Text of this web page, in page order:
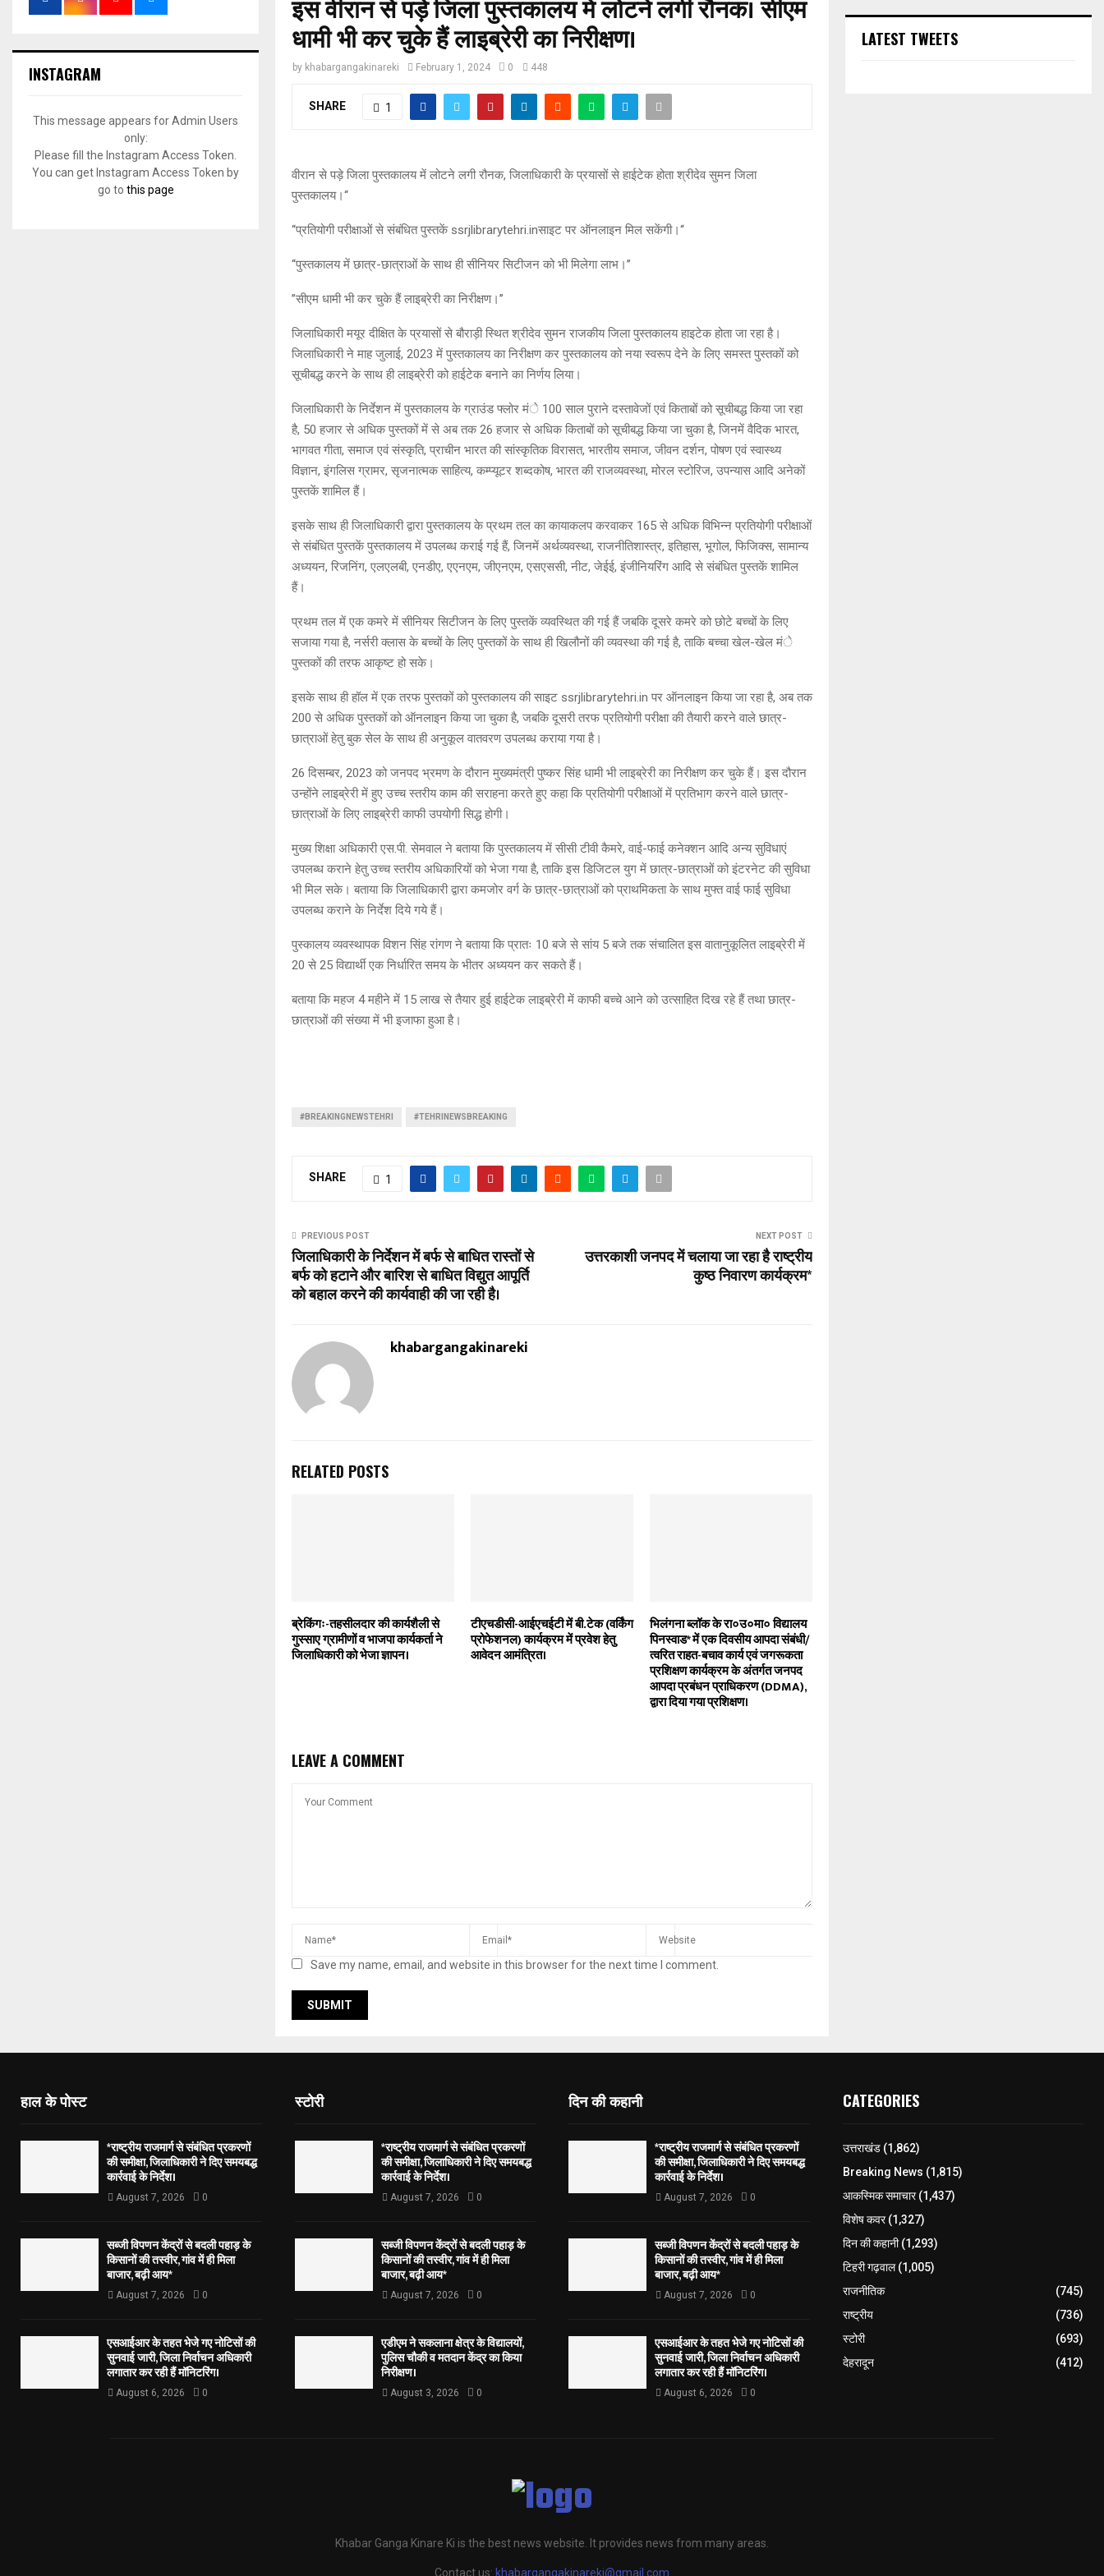
इस वीरान से पड़े जिला पुस्तकालय में लोटने लगी रौनक। सीएम
धामी भी कर चुके हैं लाइब्रेरी का निरीक्षण।
by khabargangakinareki February 1, 2024 0 448
SHARE 1
वीरान से पड़े जिला पुस्तकालय में लोटने लगी रौनक, जिलाधिकारी के प्रयासों से हाईटेक होता श्रीदेव सुमन जिला
पुस्तकालय।‘‘
‘‘प्रतियोगी परीक्षाओं से संबंधित पुस्तकें ssrjlibrarytehri.inसाइट पर ऑनलाइन मिल सकेंगी।‘‘
‘‘पुस्तकालय में छात्र-छात्राओं के साथ ही सीनियर सिटीजन को भी मिलेगा लाभ।’’
’’सीएम धामी भी कर चुके हैं लाइब्रेरी का निरीक्षण।’’
जिलाधिकारी मयूर दीक्षित के प्रयासों से बौराड़ी स्थित श्रीदेव सुमन राजकीय जिला पुस्तकालय हाइटेक होता जा रहा है।
जिलाधिकारी ने माह जुलाई, 2023 में पुस्तकालय का निरीक्षण कर पुस्तकालय को नया स्वरूप देने के लिए समस्त पुस्तकों को
सूचीबद्ध करने के साथ ही लाइब्रेरी को हाईटेक बनाने का निर्णय लिया।
जिलाधिकारी के निर्देशन में पुस्तकालय के ग्राउंड फ्लोर मंे 100 साल पुराने दस्तावेजों एवं किताबों को सूचीबद्ध किया जा रहा
है, 50 हजार से अधिक पुस्तकों में से अब तक 26 हजार से अधिक किताबों को सूचीबद्ध किया जा चुका है, जिनमें वैदिक भारत,
भागवत गीता, समाज एवं संस्कृति, प्राचीन भारत की सांस्कृतिक विरासत, भारतीय समाज, जीवन दर्शन, पोषण एवं स्वास्थ्य
विज्ञान, इंगलिस ग्रामर, सृजनात्मक साहित्य, कम्प्यूटर शब्दकोष, भारत की राजव्यवस्था, मोरल स्टोरिज, उपन्यास आदि अनेकों
पुस्तकें शामिल हैं।
इसके साथ ही जिलाधिकारी द्वारा पुस्तकालय के प्रथम तल का कायाकलप करवाकर 165 से अधिक विभिन्न प्रतियोगी परीक्षाओं
से संबंधित पुस्तकें पुस्तकालय में उपलब्ध कराई गई हैं, जिनमें अर्थव्यवस्था, राजनीतिशास्त्र, इतिहास, भूगोल, फिजिक्स, सामान्य
अध्ययन, रिजनिंग, एलएलबी, एनडीए, एएनएम, जीएनएम, एसएससी, नीट, जेईई, इंजीनियरिंग आदि से संबंधित पुस्तकें शामिल
हैं।
प्रथम तल में एक कमरे में सीनियर सिटीजन के लिए पुस्तकें व्यवस्थित की गई हैं जबकि दूसरे कमरे को छोटे बच्चों के लिए
सजाया गया है, नर्सरी क्लास के बच्चों के लिए पुस्तकों के साथ ही खिलौनों की व्यवस्था की गई है, ताकि बच्चा खेल-खेल मंे
पुस्तकों की तरफ आकृष्ट हो सके।
इसके साथ ही हॉल में एक तरफ पुस्तकों को पुस्तकालय की साइट ssrjlibrarytehri.in पर ऑनलाइन किया जा रहा है, अब तक
200 से अधिक पुस्तकों को ऑनलाइन किया जा चुका है, जबकि दूसरी तरफ प्रतियोगी परीक्षा की तैयारी करने वाले छात्र-
छात्राओं हेतु बुक सेल के साथ ही अनुकूल वातवरण उपलब्ध कराया गया है।
26 दिसम्बर, 2023 को जनपद भ्रमण के दौरान मुख्यमंत्री पुष्कर सिंह धामी भी लाइब्रेरी का निरीक्षण कर चुके हैं। इस दौरान
उन्होंने लाइब्रेरी में हुए उच्च स्तरीय काम की सराहना करते हुए कहा कि प्रतियोगी परीक्षाओं में प्रतिभाग करने वाले छात्र-
छात्राओं के लिए लाइब्रेरी काफी उपयोगी सिद्ध होगी।
मुख्य शिक्षा अधिकारी एस.पी. सेमवाल ने बताया कि पुस्तकालय में सीसी टीवी कैमरे, वाई-फाई कनेक्शन आदि अन्य सुविधाएं
उपलब्ध कराने हेतु उच्च स्तरीय अधिकारियों को भेजा गया है, ताकि इस डिजिटल युग में छात्र-छात्राओं को इंटरनेट की सुविधा
भी मिल सके। बताया कि जिलाधिकारी द्वारा कमजोर वर्ग के छात्र-छात्राओं को प्राथमिकता के साथ मुफ्त वाई फाई सुविधा
उपलब्ध कराने के निर्देश दिये गये हैं।
पुस्कालय व्यवस्थापक विशन सिंह रांगण ने बताया कि प्रातः 10 बजे से सांय 5 बजे तक संचालित इस वातानुकूलित लाइब्रेरी में
20 से 25 विद्यार्थी एक निर्धारित समय के भीतर अध्ययन कर सकते हैं।
बताया कि महज 4 महीने में 15 लाख से तैयार हुई हाईटेक लाइब्रेरी में काफी बच्चे आने को उत्साहित दिख रहे हैं तथा छात्र-
छात्राओं की संख्या में भी इजाफा हुआ है।
#BREAKINGNEWSTEHRI #TEHRINEWSBREAKING
SHARE 1
PREVIOUS POST
जिलाधिकारी के निर्देशन में बर्फ से बाधित रास्तों से
बर्फ को हटाने और बारिश से बाधित विद्युत आपूर्ति
को बहाल करने की कार्यवाही की जा रही है।
NEXT POST
उत्तरकाशी जनपद में चलाया जा रहा है राष्ट्रीय
कुष्ठ निवारण कार्यक्रम*
khabargangakinareki
RELATED POSTS
ब्रेकिंगः-तहसीलदार की कार्यशैली से
गुस्साए ग्रामीणों व भाजपा कार्यकर्ता ने
जिलाधिकारी को भेजा ज्ञापन।
टीएचडीसी-आईएचईटी में बी.टेक (वर्किंग
प्रोफेशनल) कार्यक्रम में प्रवेश हेतु
आवेदन आमंत्रित।
भिलंगना ब्लॉक के रा०उ०मा० विद्यालय
पिनस्वाड* में एक दिवसीय आपदा संबंधी/
त्वरित राहत-बचाव कार्य एवं जगरूकता
प्रशिक्षण कार्यक्रम के अंतर्गत जनपद
आपदा प्रबंधन प्राधिकरण (DDMA),
द्वारा दिया गया प्रशिक्षण।
LEAVE A COMMENT
Save my name, email, and website in this browser for the next time I comment.
INSTAGRAM
This message appears for Admin Users
only:
Please fill the Instagram Access Token.
You can get Instagram Access Token by
go to this page
LATEST TWEETS
हाल के पोस्ट
*राष्ट्रीय राजमार्ग से संबंधित प्रकरणों
की समीक्षा, जिलाधिकारी ने दिए समयबद्ध
कार्रवाई के निर्देश।
August 7, 2026 0
सब्जी विपणन केंद्रों से बदली पहाड़ के
किसानों की तस्वीर, गांव में ही मिला
बाजार, बढ़ी आय*
August 7, 2026 0
एसआईआर के तहत भेजे गए नोटिसों की
सुनवाई जारी, जिला निर्वाचन अधिकारी
लगातार कर रही हैं मॉनिटरिंग।
August 6, 2026 0
स्टोरी
*राष्ट्रीय राजमार्ग से संबंधित प्रकरणों
की समीक्षा, जिलाधिकारी ने दिए समयबद्ध
कार्रवाई के निर्देश।
August 7, 2026 0
सब्जी विपणन केंद्रों से बदली पहाड़ के
किसानों की तस्वीर, गांव में ही मिला
बाजार, बढ़ी आय*
August 7, 2026 0
एडीएम ने सकलाना क्षेत्र के विद्यालयों,
पुलिस चौकी व मतदान केंद्र का किया
निरीक्षण।
August 3, 2026 0
दिन की कहानी
*राष्ट्रीय राजमार्ग से संबंधित प्रकरणों
की समीक्षा, जिलाधिकारी ने दिए समयबद्ध
कार्रवाई के निर्देश।
August 7, 2026 0
सब्जी विपणन केंद्रों से बदली पहाड़ के
किसानों की तस्वीर, गांव में ही मिला
बाजार, बढ़ी आय*
August 7, 2026 0
एसआईआर के तहत भेजे गए नोटिसों की
सुनवाई जारी, जिला निर्वाचन अधिकारी
लगातार कर रही हैं मॉनिटरिंग।
August 6, 2026 0
CATEGORIES
उत्तराखंड(1,862)
Breaking News (1,815)
आकस्मिक समाचार(1,437)
विशेष कवर(1,327)
दिन की कहानी(1,293)
टिहरी गढ़वाल(1,005)
राजनीतिक
(745)
राष्ट्रीय
(736)
स्टोरी
(693)
देहरादून
(412)
Khabar Ganga Kinare Ki is the best news website. It provides news from many areas.
Contact us: khabargangakinareki@gmail.com